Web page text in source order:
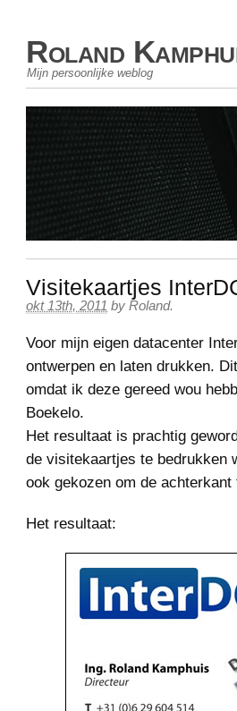
Roland
Mijn persoonlijke weblog
Visitekaartjes
okt 13th, 2011 by Roland.
Voor mijn eigen datacenter
ontwerpen en laten drukken.
omdat ik deze gereed wou
Boekelo.
Het resultaat is prachtig
de visitekaartjes te bedrukken
ook gekozen om de
Het resultaat: